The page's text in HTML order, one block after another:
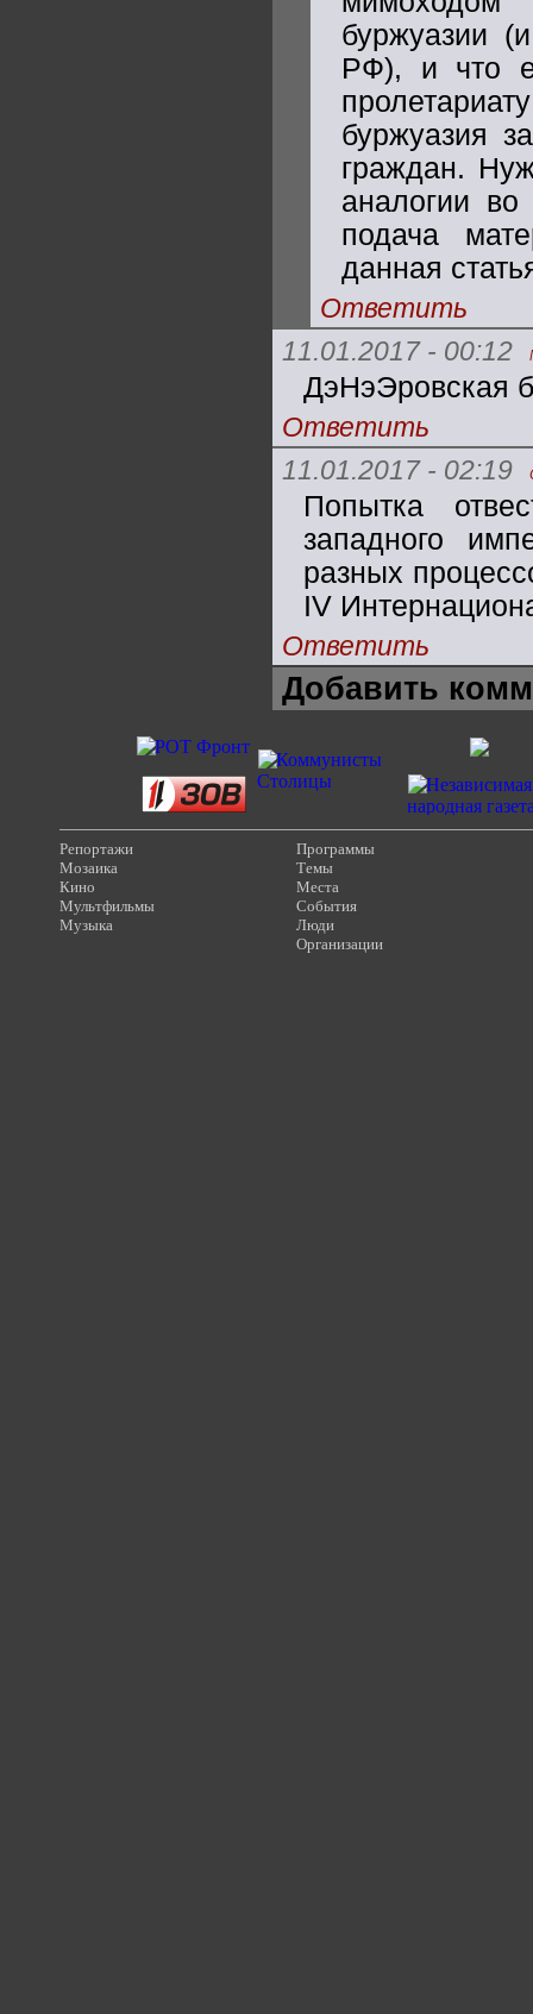
буржуазии
РФ), и что
буржуазия
граждан.
аналогии
подача
данная
Ответить
11.01.2017 - 00:12
ДэНэЭровская
Ответить
11.01.2017 - 02:19
Попытка
западного
разных
IV
Ответить
Добавить
Репортажи
Мозаика
Кино
Мультфильмы
Музыка
Программы
Темы
Места
События
Люди
Организации